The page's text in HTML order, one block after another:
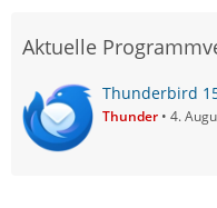
Aktuelle
Thunderbird
Thunder 4.